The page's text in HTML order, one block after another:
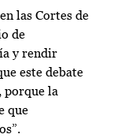
las Cortes de
de
y rendir
este debate
porque la
que